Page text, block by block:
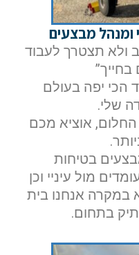
ומנהל מבצעים
ולא תצטרך לעבוד
בחייך”
יפה בעולם
שלי.
אוציא מכם
בטיחות
מול עיניי וכן
במקרה אנחנו בית
בתחום.